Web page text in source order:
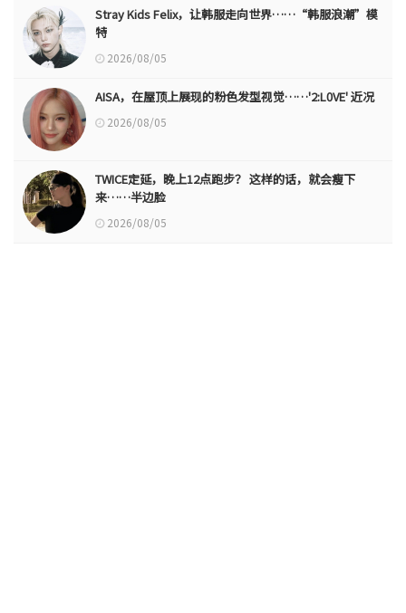
Stray Kids Felix，让韩服走向世界……“韩服浪潮”模
特
2026/08/05
AISA，在屋顶上展现的粉色发型视觉……'2:L0VE' 近况
2026/08/05
TWICE定延，晚上12点跑步？ 这样的话，就会瘦下
来……半边脸
2026/08/05